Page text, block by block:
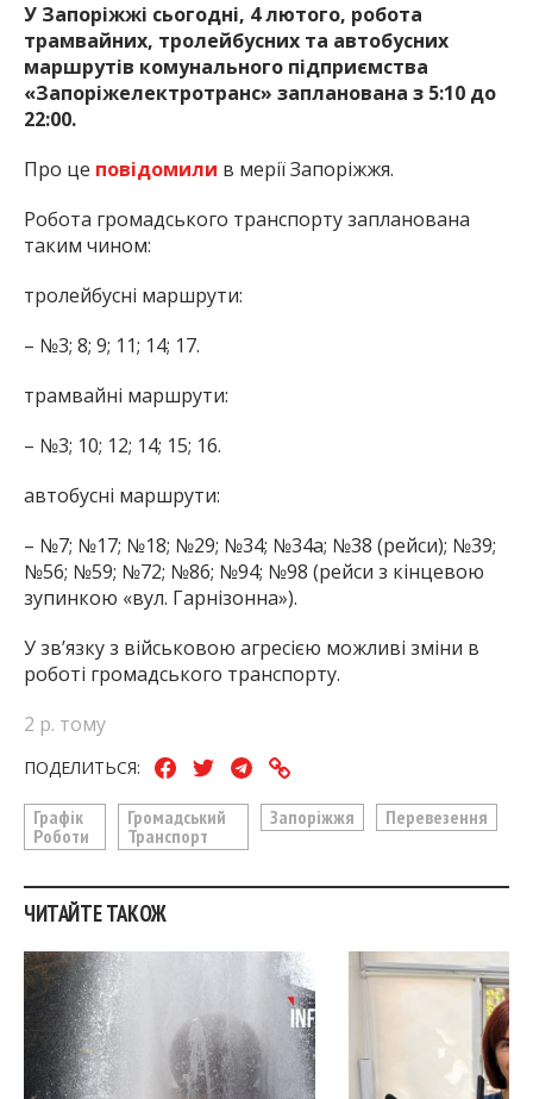
У Запоріжжі сьогодні, 4 лютого, робота
трамвайних, тролейбусних та автобусних
маршрутів комунального підприємства
«Запоріжелектротранс» запланована з 5:10 до
22:00.
Про це повідомили в мерії Запоріжжя.
Робота громадського транспорту запланована
таким чином:
тролейбусні маршрути:
– №3; 8; 9; 11; 14; 17.
трамвайні маршрути:
– №3; 10; 12; 14; 15; 16.
автобусні маршрути:
– №7; №17; №18; №29; №34; №34а; №38 (рейси); №39;
№56; №59; №72; №86; №94; №98 (рейси з кінцевою
зупинкою «вул. Гарнізонна»).
У зв’язку з військовою агресією можливі зміни в
роботі громадського транспорту.
2 р. тому
ПОДЕЛИТЬСЯ:
Графік
Роботи
Громадський
Транспорт
Запоріжжя Перевезення
ЧИТАЙТЕ ТАКОЖ